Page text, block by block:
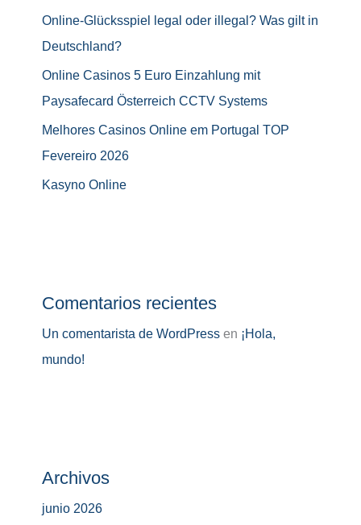
Online-Glücksspiel legal oder illegal? Was gilt in
Deutschland?
Online Casinos 5 Euro Einzahlung mit
Paysafecard Österreich CCTV Systems
Melhores Casinos Online em Portugal TOP
Fevereiro 2026
Kasyno Online
Comentarios recientes
Un comentarista de WordPress en ¡Hola,
mundo!
Archivos
junio 2026